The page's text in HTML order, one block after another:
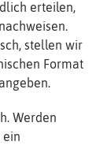
erteilen,
stellen wir
Format
Werden
ein